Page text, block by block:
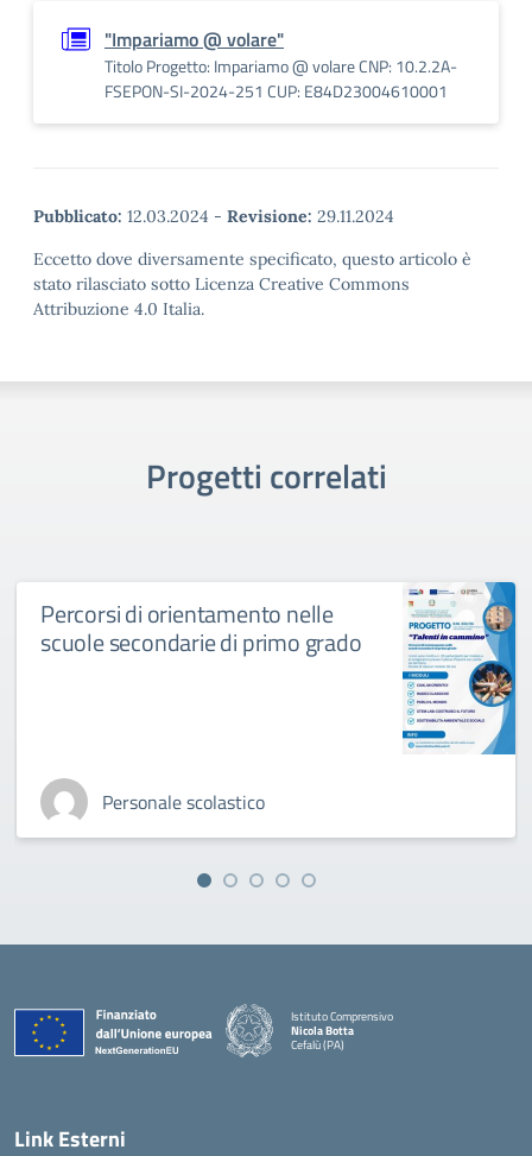
"Impariamo @ volare"
Titolo Progetto: Impariamo @ volare CNP: 10.2.2A-
FSEPON-SI-2024-251 CUP: E84D23004610001
Pubblicato: 12.03.2024 - Revisione: 29.11.2024
Eccetto dove diversamente specificato, questo articolo è
stato rilasciato sotto Licenza Creative Commons
Attribuzione 4.0 Italia.
Progetti correlati
Percorsi di orientamento nelle
scuole secondarie di primo grado
Personale scolastico
Istituto Comprensivo
Nicola Botta
Cefalù (PA)
Link Esterni